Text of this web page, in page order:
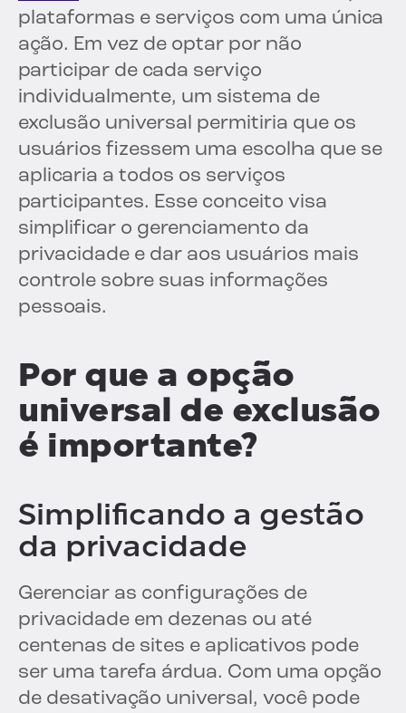
plataformas e serviços com uma única
ação. Em vez de optar por não
participar de cada serviço
individualmente, um sistema de
exclusão universal permitiria que os
usuários fizessem uma escolha que se
aplicaria a todos os serviços
participantes. Esse conceito visa
simplificar o gerenciamento da
privacidade e dar aos usuários mais
controle sobre suas informações
pessoais.
Por que a opção
universal de exclusão
é importante?
Simplificando a gestão
da privacidade
Gerenciar as configurações de
privacidade em dezenas ou até
centenas de sites e aplicativos pode
ser uma tarefa árdua. Com uma opção
de desativação universal, você pode